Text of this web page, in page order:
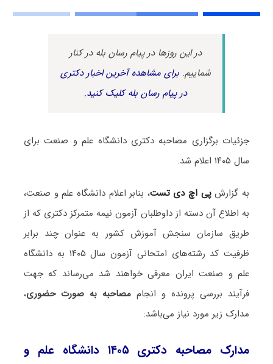
در این روزها در پیام رسان بله در کنار
شماییم.برای مشاهده آخرین اخبار دکتری
در پیام رسان بله کلیک کنید.
جزئیات برگزاری مصاحبه دکتری دانشگاه علم و صنعت برای
سال ۱۴۰۵ اعلام شد.
به گزارش پی اچ دی تست، بنابر اعلام دانشگاه علم و صنعت،
به اطلاع آن دسته از داوطلبان آزمون نیمه متمرکز دکتری که از
طریق سازمان سنجش آموزش کشور به عنوان چند برابر
ظرفیت کد رشته‌های امتحانی آزمون سال ۱۴۰۵ به دانشگاه
علم و صنعت ایران معرفی خواهند شد می‌رساند که جهت
فرآیند بررسی پرونده و انجام مصاحبه به صورت حضوری،
مدارک زیر مورد نیاز می‌باشد:
مدارک مصاحبه دکتری ۱۴۰۵ دانشگاه علم و